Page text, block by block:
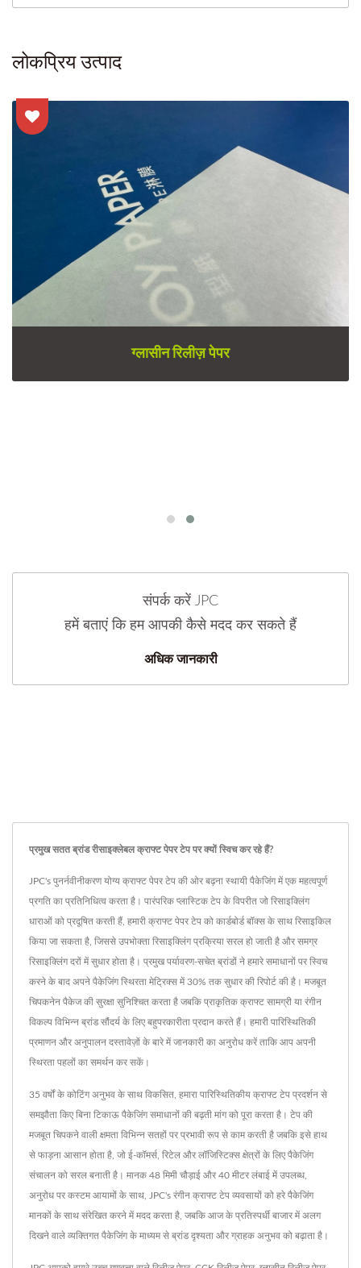
लोकप्रिय उत्पाद
ग्लासीन रिलीज़ पेपर
संपर्क करें JPC
हमें बताएं कि हम आपकी कैसे मदद कर सकते हैं
अधिक जानकारी
प्रमुख सतत ब्रांड रीसाइक्लेबल क्राफ्ट पेपर टेप पर क्यों स्विच कर रहे हैं?
JPC's पुनर्नवीनीकरण योग्य क्राफ्ट पेपर टेप की ओर बढ़ना स्थायी पैकेजिंग में एक महत्वपूर्ण
प्रगति का प्रतिनिधित्व करता है। पारंपरिक प्लास्टिक टेप के विपरीत जो रिसाइक्लिंग
धाराओं को प्रदूषित करती हैं, हमारी क्राफ्ट पेपर टेप को कार्डबोर्ड बॉक्स के साथ रिसाइकिल
किया जा सकता है, जिससे उपभोक्ता रिसाइक्लिंग प्रक्रिया सरल हो जाती है और समग्र
रिसाइक्लिंग दरों में सुधार होता है। प्रमुख पर्यावरण-सचेत ब्रांडों ने हमारे समाधानों पर स्विच
करने के बाद अपने पैकेजिंग स्थिरता मेट्रिक्स में 30% तक सुधार की रिपोर्ट की है। मजबूत
चिपकनेन पैकेज की सुरक्षा सुनिश्चित करता है जबकि प्राकृतिक क्राफ्ट सामग्री या रंगीन
विकल्प विभिन्न ब्रांड सौंदर्य के लिए बहुपरकारीता प्रदान करते हैं। हमारी पारिस्थितिकी
प्रमाणन और अनुपालन दस्तावेज़ों के बारे में जानकारी का अनुरोध करें ताकि आप अपनी
स्थिरता पहलों का समर्थन कर सकें।
35 वर्षों के कोटिंग अनुभव के साथ विकसित, हमारा पारिस्थितिकीय क्राफ्ट टेप प्रदर्शन से
समझौता किए बिना टिकाऊ पैकेजिंग समाधानों की बढ़ती मांग को पूरा करता है। टेप की
मजबूत चिपकने वाली क्षमता विभिन्न सतहों पर प्रभावी रूप से काम करती है जबकि इसे हाथ
से फाड़ना आसान होता है, जो ई-कॉमर्स, रिटेल और लॉजिस्टिक्स क्षेत्रों के लिए पैकेजिंग
संचालन को सरल बनाती है। मानक 48 मिमी चौड़ाई और 40 मीटर लंबाई में उपलब्ध,
अनुरोध पर कस्टम आयामों के साथ, JPC's रंगीन क्राफ्ट टेप व्यवसायों को हरे पैकेजिंग
मानकों के साथ संरेखित करने में मदद करता है, जबकि आज के प्रतिस्पर्धी बाजार में अलग
दिखने वाले व्यक्तिगत पैकेजिंग के माध्यम से ब्रांड दृश्यता और ग्राहक अनुभव को बढ़ाता है।